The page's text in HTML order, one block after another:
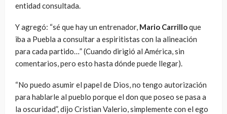
entidad consultada.
Y agregó: “sé que hay un entrenador, Mario Carrilloque
iba a Puebla a consultar a espiritistas con la alineación
para cada partido…” (Cuando dirigió al América, sin
comentarios, pero esto hasta dónde puede llegar).
“No puedo asumir el papel de Dios, no tengo autorización
para hablarle al pueblo porque el don que poseo se pasa a
la oscuridad”, dijo Cristian Valerio, simplemente con el ego